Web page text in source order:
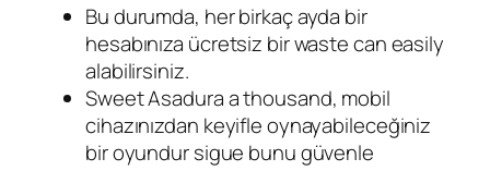
Bu durumda, her birkaç ayda bir
hesabınıza ücretsiz bir waste can easily
alabilirsiniz.
Sweet Asadura a thousand, mobil
cihazınızdan keyifle oynayabileceğiniz
bir oyundur sigue bunu güvenle